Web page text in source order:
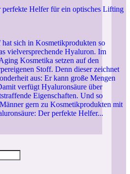
perfekte Helfer für ein optisches Lifting
sich in Kosmetikprodukten so
vielversprechende Hyaluron. Im
Kosmetika setzen auf den
Stoff. Denn dieser zeichnet
aus: Er kann große Mengen
verfügt Hyaluronsäure über
Eigenschaften. Und so
gern zu Kosmetikprodukten mit
Der perfekte Helfer...